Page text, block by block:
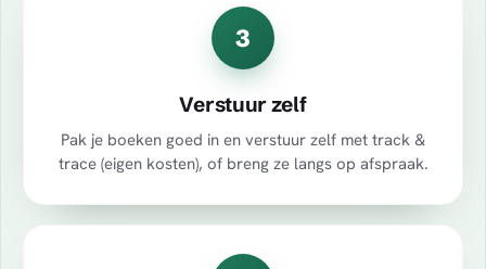
3
Verstuur zelf
Pak je boeken goed in en verstuur zelf met track &
trace (eigen kosten), of breng ze langs op afspraak.